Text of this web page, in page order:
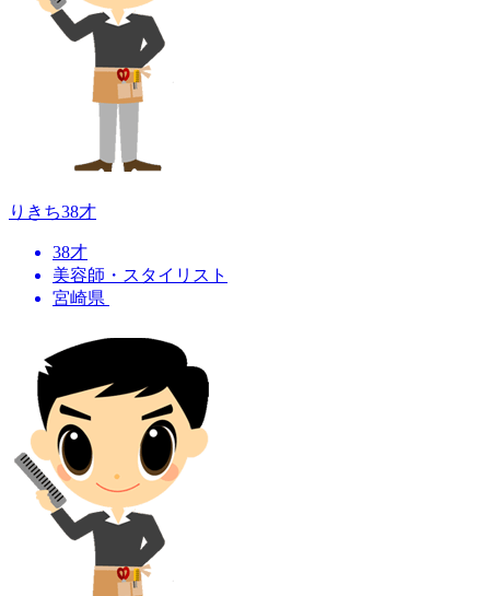
りきち38才
38才
美容師・スタイリスト
宮崎県